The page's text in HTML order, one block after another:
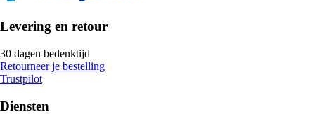
Levering en retour
30 dagen bedenktijd
Retourneer je bestelling
Trustpilot
Diensten